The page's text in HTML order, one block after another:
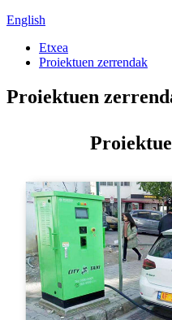
English
Etxea
Proiektuen zerrendak
Proiektuen